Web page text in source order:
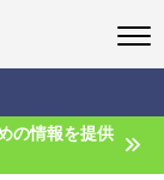
の情報を提供